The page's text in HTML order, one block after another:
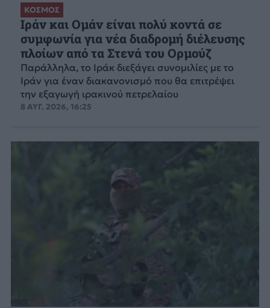
ΚΟΣΜΟΣ
Ιράν και Ομάν είναι πολύ κοντά σε
συμφωνία για νέα διαδρομή διέλευσης
πλοίων από τα Στενά του Ορμούζ
Παράλληλα, το Ιράκ διεξάγει συνομιλίες με το
Ιράν για έναν διακανονισμό που θα επιτρέψει
την εξαγωγή ιρακινού πετρελαίου
8 ΑΥΓ. 2026, 16:25